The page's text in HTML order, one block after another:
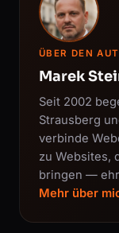
ÜBER DEN
Marek
Seit 2002
Strausberg
verbinde
zu Websites,
bringen —
Mehr über